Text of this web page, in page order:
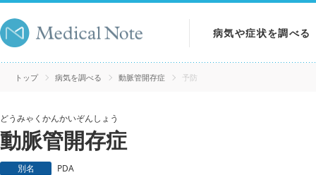
病気や症状を調べる
病気を調べる
トップ 病気を調べる 動脈管開存症 予防
どうみゃくかんかいぞんしょう
動脈管開存症
別名 PDA